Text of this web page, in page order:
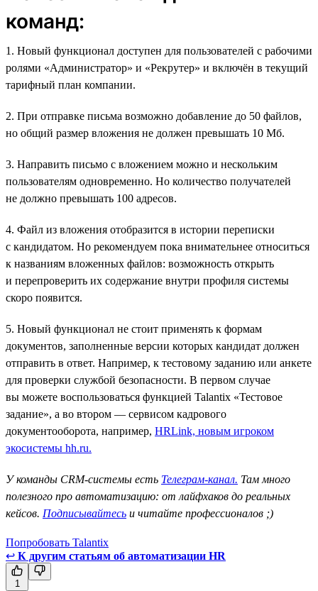
команд:
1. Новый функционал доступен для пользователей с рабочими
ролями «Администратор» и «Рекрутер» и включён в текущий
тарифный план компании.
2. При отправке письма возможно добавление до 50 файлов,
но общий размер вложения не должен превышать 10 Мб.
3. Направить письмо с вложением можно и нескольким
пользователям одновременно. Но количество получателей
не должно превышать 100 адресов.
4. Файл из вложения отобразится в истории переписки
с кандидатом. Но рекомендуем пока внимательнее относиться
к названиям вложенных файлов: возможность открыть
и перепроверить их содержание внутри профиля системы
скоро появится.
5. Новый функционал не стоит применять к формам
документов, заполненные версии которых кандидат должен
отправить в ответ. Например, к тестовому заданию или анкете
для проверки службой безопасности. В первом случае
вы можете воспользоваться функцией Talantix «Тестовое
задание», а во втором — сервисом кадрового
документооборота, например, HRLink, новым игроком
экосистемы hh.ru.
У команды CRM-системы есть Телеграм-канал. Там много
полезного про автоматизацию: от лайфхаков до реальных
кейсов. Подписывайтесь и читайте профессионалов ;)
Попробовать Talantix
↩ К другим статьям об автоматизации HR
1